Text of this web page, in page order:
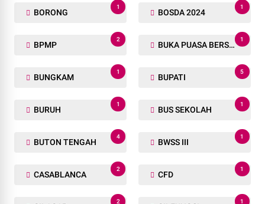
BORONG
1
BOSDA 2024
1
BPMP
2
BUKA PUASA BERSAMA
1
BUNGKAM
1
BUPATI
5
BURUH
1
BUS SEKOLAH
1
BUTON TENGAH
4
BWSS III
1
CASABLANCA
2
CFD
1
2 1